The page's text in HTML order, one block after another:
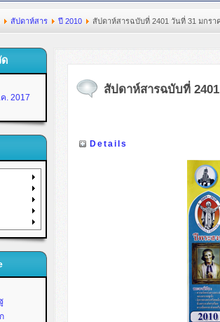
สัปดาห์สาร ปี 2010 สัปดาห์สารฉบับที่ 2401 วันที่ 31 มกรา
ด
. 2017
สัปดาห์สารฉบับที่
Details